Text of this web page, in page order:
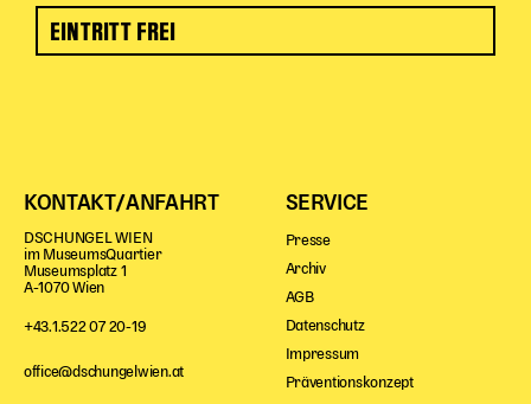
EINTRITT FREI
KONTAKT/ANFAHRT
DSCHUNGEL WIEN
im MuseumsQuartier
Museumsplatz 1
A-1070 Wien
+43.1.522 07 20-19
office@dschungelwien.at
SERVICE
Presse
Archiv
AGB
Datenschutz
Impressum
Präventionskonzept